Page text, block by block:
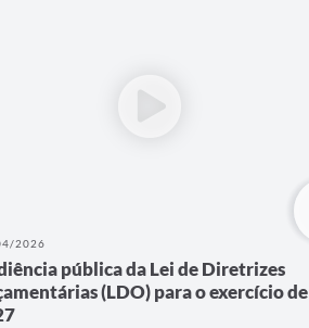
2026
pública da Lei de Diretrizes
(LDO) para o exercício de